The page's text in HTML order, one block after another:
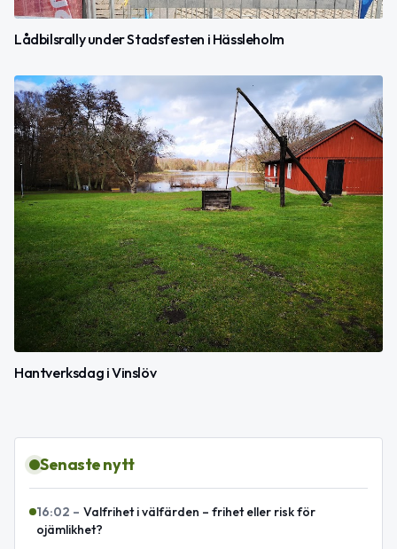
Lådbilsrally under Stadsfesten i Hässleholm
Hantverksdag i Vinslöv
Senaste nytt
16:02 – Valfrihet i välfärden – frihet eller risk för
ojämlikhet?